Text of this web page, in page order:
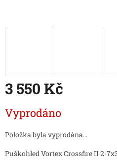
3 550 Kč
cena:
Vyprodáno
Položka byla vyprodána…
Puškohled Vortex Crossfire II 2-